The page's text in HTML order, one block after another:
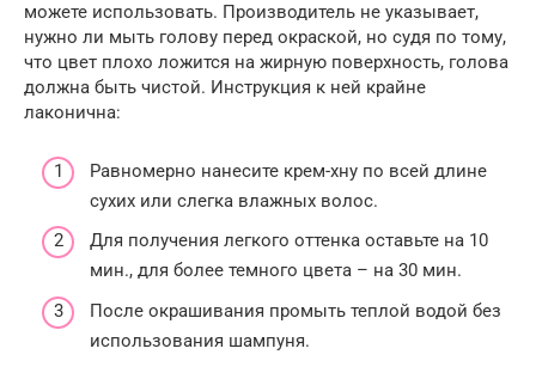
можете использовать. Производитель не указывает,
нужно ли мыть голову перед окраской, но судя по тому,
что цвет плохо ложится на жирную поверхность, голова
должна быть чистой. Инструкция к ней крайне
лаконична:
Равномерно нанесите крем-хну по всей длине
сухих или слегка влажных волос.
Для получения легкого оттенка оставьте на 10
мин., для более темного цвета – на 30 мин.
После окрашивания промыть теплой водой без
использования шампуня.